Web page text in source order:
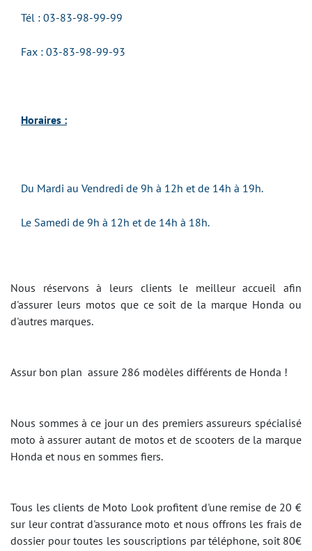
Tél : 03-83-98-99-99
Fax : 03-83-98-99-93
Horaires :
Du Mardi au Vendredi de 9h à 12h et de 14h à 19h.
Le Samedi de 9h à 12h et de 14h à 18h.
Nous réservons à leurs clients le meilleur accueil afin
d'assurer leurs motos que ce soit de la marque Honda ou
d'autres marques.
Assur bon plan assure 286 modèles différents de Honda !
Nous sommes à ce jour un des premiers assureurs spécialisé
moto à assurer autant de motos et de scooters de la marque
Honda et nous en sommes fiers.
Tous les clients de Moto Look profitent d'une remise de 20 €
sur leur contrat d'assurance moto et nous offrons les frais de
dossier pour toutes les souscriptions par téléphone, soit 80€